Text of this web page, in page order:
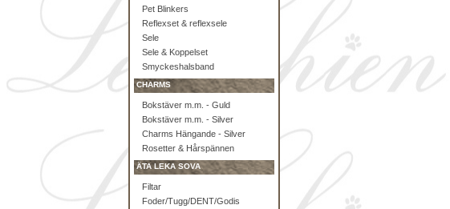
Pet Blinkers
Reflexset & reflexsele
Sele
Sele & Koppelset
Smyckeshalsband
CHARMS
Bokstäver m.m. - Guld
Bokstäver m.m. - Silver
Charms Hängande - Silver
Rosetter & Hårspännen
ÄTA LEKA SOVA
Filtar
Foder/Tugg/DENT/Godis